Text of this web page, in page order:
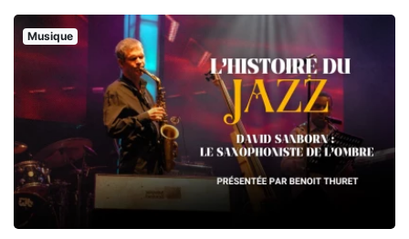
Musique